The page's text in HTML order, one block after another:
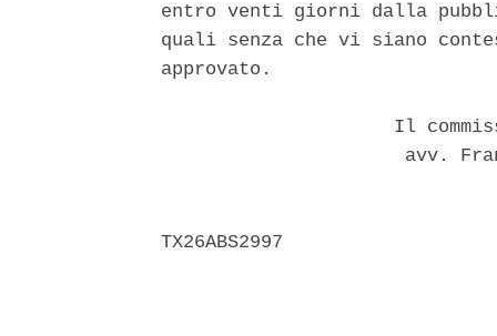
entro venti giorni dalla
quali senza che vi siano
approvato.
Il
avv.